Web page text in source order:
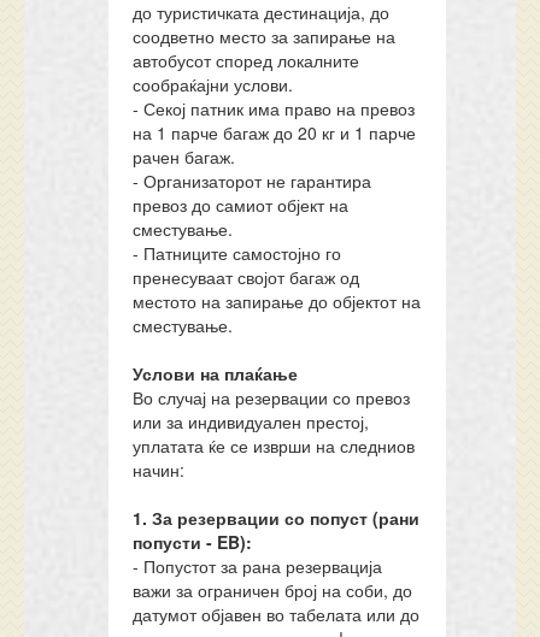
до туристичката дестинација, до
соодветно место за запирање на
автобусот според локалните
сообраќајни услови.
- Секој патник има право на превоз
на 1 парче багаж до 20 кг и 1 парче
рачен багаж.
- Организаторот не гарантира
превоз до самиот објект на
сместување.
- Патниците самостојно го
пренесуваат својот багаж од
местото на запирање до објектот на
сместување.
Услови на плаќање
Во случај на резервации со превоз
или за индивидуален престој,
уплатата ќе се изврши на следниов
начин:
1. За резервации со попуст (рани
попусти - EB):
- Попустот за рана резервација
важи за ограничен број на соби, до
датумот објавен во табелата или до